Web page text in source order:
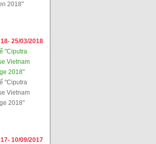
2018"
25/03/2018
"Ciputra
Vietnam
2018"
"Ciputra
Vietnam
2018"
10/09/2017